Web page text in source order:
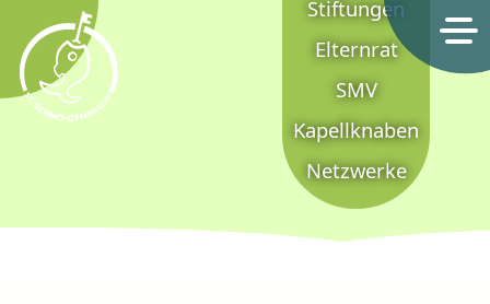
St. Benno-Gymnasium Dresden
Stiftungen
Elternrat
SMV
Kapellknaben
Netzwerke